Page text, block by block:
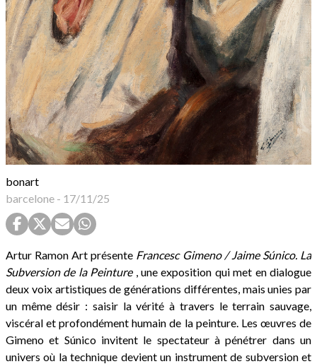
bonart
barcelone - 17/11/25
Artur Ramon Art présente Francesc Gimeno / Jaime Súnico. La
Subversion de la Peinture, une exposition qui met en dialogue
deux voix artistiques de générations différentes, mais unies par
un même désir : saisir la vérité à travers le terrain sauvage,
viscéral et profondément humain de la peinture. Les œuvres de
Gimeno et Súnico invitent le spectateur à pénétrer dans un
univers où la technique devient un instrument de subversion et